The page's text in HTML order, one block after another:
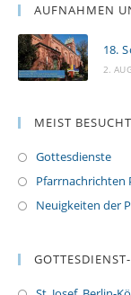
AUFNAHMEN
18.
2.
MEIST BESUCHT
Gottesdienste
Pfarrnachrichten
Neuigkeiten der